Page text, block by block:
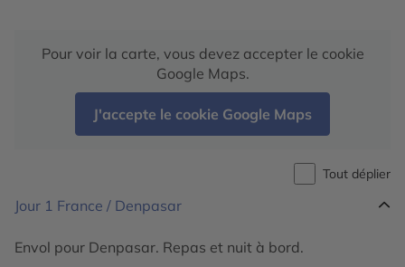
Pour voir la carte, vous devez accepter le cookie
Google Maps.
J'accepte le cookie Google Maps
Tout déplier
Jour 1 France / Denpasar
Envol pour Denpasar. Repas et nuit à bord.